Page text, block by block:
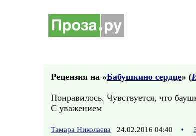
Рецензия на «Бабушкино сердце» (
Понравилось. Чувствуется, что
С уважением
Тамара Николаева 24.02.2016 04:40 •